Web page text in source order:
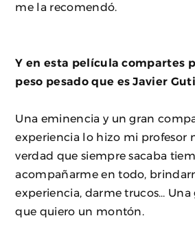
me la recomendó.
Y en esta película compartes
peso pesado que es Javier
Una eminencia y un gran
experiencia lo hizo mi profesor
verdad que siempre sacaba
acompañarme en todo,
experiencia, darme trucos… Una
que quiero un montón.